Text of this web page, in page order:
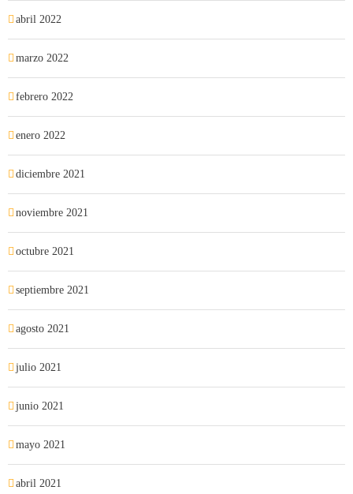
abril 2022
marzo 2022
febrero 2022
enero 2022
diciembre 2021
noviembre 2021
octubre 2021
septiembre 2021
agosto 2021
julio 2021
junio 2021
mayo 2021
abril 2021